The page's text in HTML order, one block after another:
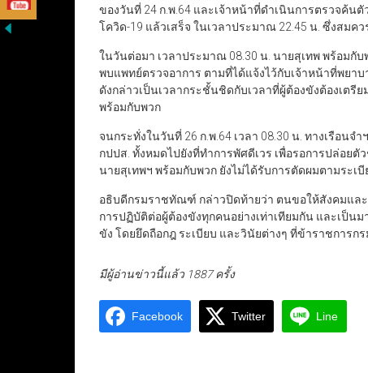
ของวันที่ 24 ก.พ.64 และเจ้าหน้าที่ดำเนินการตรวจค้น
โควิด-19 แล้วเสร็จ ในเวลาประมาณ 22.45 น. ซึ่งสมค
ในวันต่อมา เวลาประมาณ 08.30 น. นายสุเทพ พร้อมกั
พบแพทย์ตรวจอาการ ตามที่ได้แจ้งไว้กับเจ้าหน้าที่พยา
ดังกล่าวเป็นเวลากระชั้นชิดกับเวลาที่ผู้ต้องขังต้องเต
พร้อมกับพวก
จนกระทั่งในวันที่ 26 ก.พ.64 เวลา 08.30 น. ทางเรือน
กปปส. ทั้งหมดไปยังที่ทำการพัศดีเวร เพื่อรอการปล่อยตั
นายสุเทพฯ พร้อมกับพวก ยังไม่ได้รับการตัดผมตามระ
อธิบดีกรมราชทัณฑ์ กล่าวปิดท้ายว่า ตนขอให้สังคมแ
การปฏิบัติต่อผู้ต้องขังทุกคนอย่างเท่าเทียมกัน และเป็
ขัง โดยยึดถือกฎ ระเบียบ และวินัยต่างๆ ที่ข้าราชการ
มีผู้อ่านข่าวนี้แล้ว 1887 ครั้ง
Facebook Twitter Line